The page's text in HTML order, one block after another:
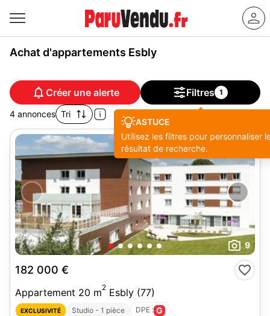
Achat d'appartements Esbly
Créer une alerte Filtres 1
ASTUCE
Utilisez les filtres pour personnaliser
résultat de recherche.
4 annonces Tri
9
182 000 €
Appartement 20 m2 Esbly (77)
EXCLUSIVITÉ Studio - 1 pièce DPE : G